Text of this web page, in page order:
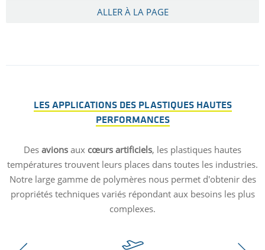
ALLER À LA PAGE
LES APPLICATIONS DES PLASTIQUES HAUTES
PERFORMANCES
Des avions aux cœurs artificiels, les plastiques hautes
températures trouvent leurs places dans toutes les industries.
Notre large gamme de polymères nous permet d'obtenir des
propriétés techniques variés répondant aux besoins les plus
complexes.